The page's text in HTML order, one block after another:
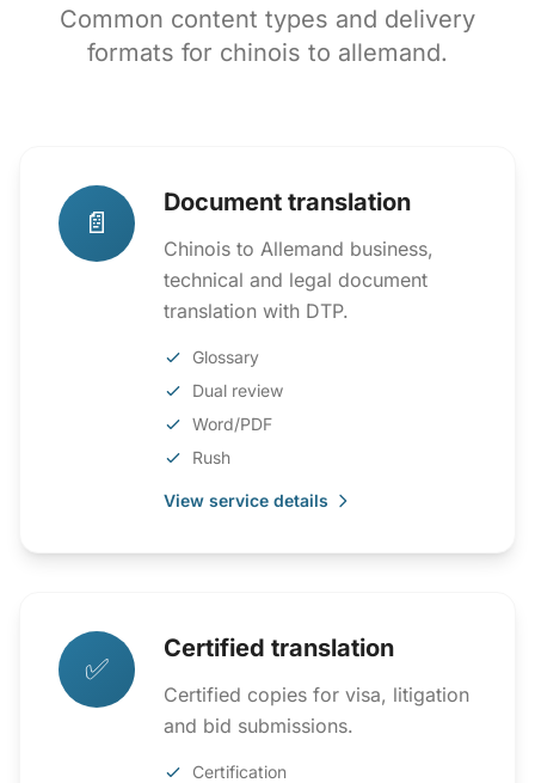
Common content types and delivery
formats for chinois to allemand.
📄
Document translation
Chinois to Allemand business,
technical and legal document
translation with DTP.
Glossary
Dual review
Word/PDF
Rush
View service details
✅
Certified translation
Certified copies for visa, litigation
and bid submissions.
Certification